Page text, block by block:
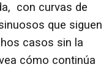
con curvas de
que siguen
casos sin la
cómo continúa